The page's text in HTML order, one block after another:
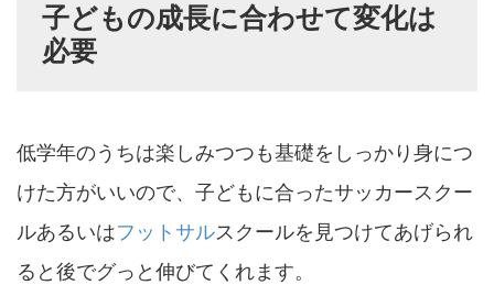
子どもの成長に合わせて変化は
必要
低学年のうちは楽しみつつも基礎をしっかり身につ
けた方がいいので、子どもに合ったサッカースクー
ルあるいはフットサルスクールを見つけてあげられ
ると後でグっと伸びてくれます。